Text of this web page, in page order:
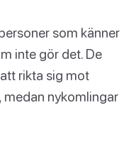
som känner
inte gör det. De
rikta sig mot
nykomlingar